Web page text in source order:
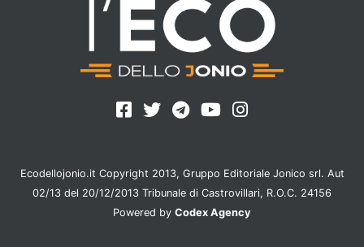
Ecodellojonio.it Copyright 2013, Gruppo Editoriale Jonico srl. Aut
02/13 del 20/12/2013 Tribunale di Castrovillari, R.O.C. 24156
Powered by Codex Agency